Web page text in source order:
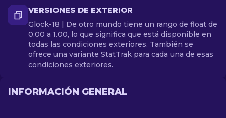
VERSIONES DE EXTERIOR
Glock-18 | De otro mundo tiene un rango de float de
0.00 a 1.00, lo que significa que está disponible en
todas las condiciones exteriores. También se
ofrece una variante StatTrak para cada una de esas
condiciones exteriores.
INFORMACIÓN GENERAL